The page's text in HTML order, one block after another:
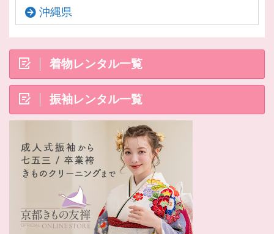
沖縄県
着物レンタル一覧
振袖レンタル一覧